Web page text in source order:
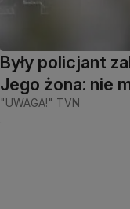
Były policjant
Jego żona: nie
"UWAGA!" TVN